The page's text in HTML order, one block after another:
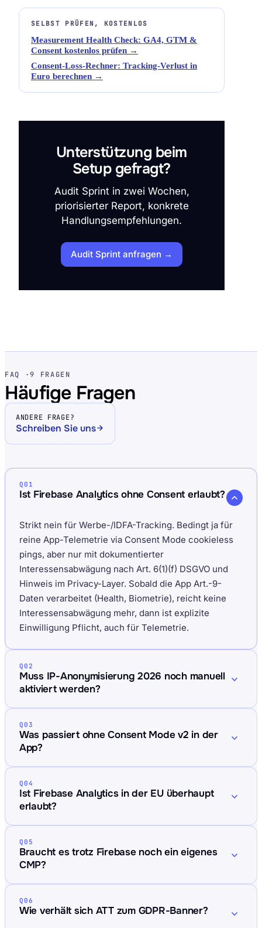
SELBST PRÜFEN, KOSTENLOS
Measurement Health Check: GA4, GTM &
Consent kostenlos prüfen →
Consent-Loss-Rechner: Tracking-Verlust in
Euro berechnen →
Unterstützung beim
Setup gefragt?
Audit Sprint in zwei Wochen,
priorisierter Report, konkrete
Handlungsempfehlungen.
Audit Sprint anfragen →
FAQ ·9 FRAGEN
Häufige Fragen
ANDERE FRAGE?
Schreiben Sie uns
Q01
Ist Firebase Analytics ohne Consent erlaubt?
Strikt nein für Werbe-/IDFA-Tracking. Bedingt ja für
reine App-Telemetrie via Consent Mode cookieless
pings, aber nur mit dokumentierter
Interessensabwägung nach Art. 6(1)(f) DSGVO und
Hinweis im Privacy-Layer. Sobald die App Art.-9-
Daten verarbeitet (Health, Biometrie), reicht keine
Interessensabwägung mehr, dann ist explizite
Einwilligung Pflicht, auch für Telemetrie.
Q02
Muss IP-Anonymisierung 2026 noch manuell
aktiviert werden?
Q03
Was passiert ohne Consent Mode v2 in der
App?
Q04
Ist Firebase Analytics in der EU überhaupt
erlaubt?
Q05
Braucht es trotz Firebase noch ein eigenes
CMP?
Q06
Wie verhält sich ATT zum GDPR-Banner?